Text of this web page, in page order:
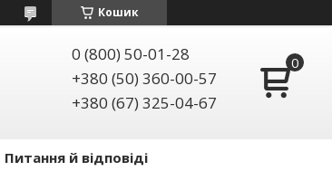
Кошик
0 (800) 50-01-28
+380 (50) 360-00-57
+380 (67) 325-04-67
Питання й відповіді